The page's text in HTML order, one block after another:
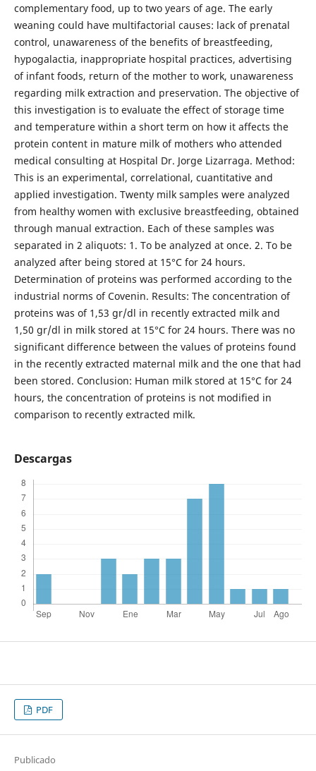
complementary food, up to two years of age. The early
weaning could have multifactorial causes: lack of prenatal
control, unawareness of the benefits of breastfeeding,
hypogalactia, inappropriate hospital practices, advertising
of infant foods, return of the mother to work, unawareness
regarding milk extraction and preservation. The objective of
this investigation is to evaluate the effect of storage time
and temperature within a short term on how it affects the
protein content in mature milk of mothers who attended
medical consulting at Hospital Dr. Jorge Lizarraga. Method:
This is an experimental, correlational, cuantitative and
applied investigation. Twenty milk samples were analyzed
from healthy women with exclusive breastfeeding, obtained
through manual extraction. Each of these samples was
separated in 2 aliquots: 1. To be analyzed at once. 2. To be
analyzed after being stored at 15°C for 24 hours.
Determination of proteins was performed according to the
industrial norms of Covenin. Results: The concentration of
proteins was of 1,53 gr/dl in recently extracted milk and
1,50 gr/dl in milk stored at 15°C for 24 hours. There was no
significant difference between the values of proteins found
in the recently extracted maternal milk and the one that had
been stored. Conclusion: Human milk stored at 15°C for 24
hours, the concentration of proteins is not modified in
comparison to recently extracted milk.
Descargas
PDF
Publicado